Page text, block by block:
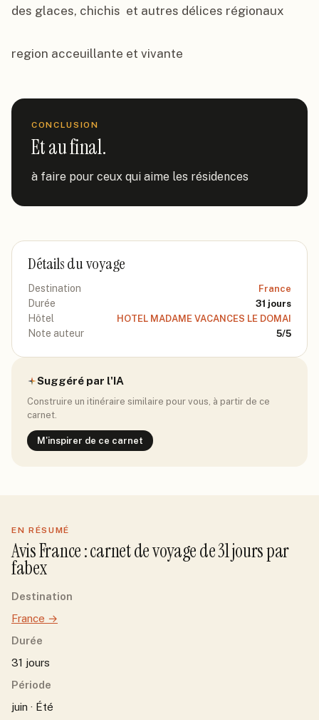
des glaces, chichis  et autres délices régionaux
region acceuillante et vivante
CONCLUSION
Et au final.
à faire pour ceux qui aime les résidences
Détails du voyage
Destination France
Durée 31 jours
Hôtel HOTEL MADAME VACANCES LE DOMAI
Note auteur 5/5
Suggéré par l'IA
Construire un itinéraire similaire pour vous, à partir de ce
carnet.
M'inspirer de ce carnet
EN RÉSUMÉ
AvisFrance: carnet de voyage de31jourspar
fabex
Destination
France →
Durée
31 jours
Période
juin · Été